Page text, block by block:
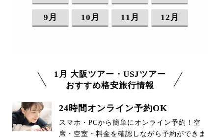
9月 10月 11月 12月
1月 大阪ツアー・USJツアー
おすすめ格安旅行情報
24時間オンライン予約OK
スマホ・PCから簡単にオンライン予約！空
席・空室・料金を確認しながら予約ができま